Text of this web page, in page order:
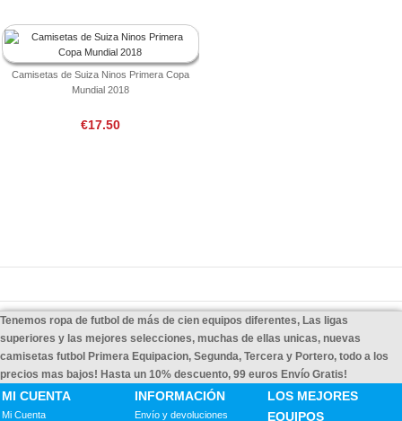
Camisetas de Suiza Ninos Primera Copa
Mundial 2018
€17.50
Tenemos ropa de futbol de más de cien equipos diferentes, Las ligas
superiores y las mejores selecciones, muchas de ellas unicas, nuevas
camisetas futbol Primera Equipacion, Segunda, Tercera y Portero, todo a los
precios mas bajos! Hasta un 10% descuento, 99 euros Envío Gratis!
MI CUENTA
Mi Cuenta
INFORMACIÓN
Envío y devoluciones
LOS MEJORES
EQUIPOS